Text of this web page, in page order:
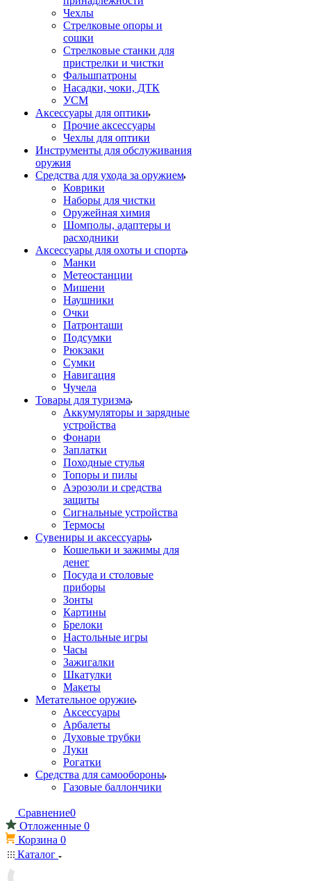
Чехлы
Стрелковые опоры и
сошки
Стрелковые станки для
пристрелки и чистки
Фальшпатроны
Насадки, чоки, ДТК
УСМ
Аксессуары для оптики
Прочие аксессуары
Чехлы для оптики
Инструменты для обслуживания
оружия
Средства для ухода за оружием
Коврики
Наборы для чистки
Оружейная химия
Шомполы, адаптеры и
расходники
Аксессуары для охоты и спорта
Манки
Метеостанции
Мишени
Наушники
Очки
Патронташи
Подсумки
Рюкзаки
Сумки
Навигация
Чучела
Товары для туризма
Аккумуляторы и зарядные
устройства
Фонари
Заплатки
Походные стулья
Топоры и пилы
Аэрозоли и средства
защиты
Сигнальные устройства
Термосы
Сувениры и аксессуары
Кошельки и зажимы для
денег
Посуда и столовые
приборы
Зонты
Картины
Брелоки
Настольные игры
Часы
Зажигалки
Шкатулки
Макеты
Метательное оружие
Аксессуары
Арбалеты
Духовые трубки
Луки
Рогатки
Средства для самообороны
Газовые баллончики
Сравнение0
Отложенные 0
Корзина 0
Каталог